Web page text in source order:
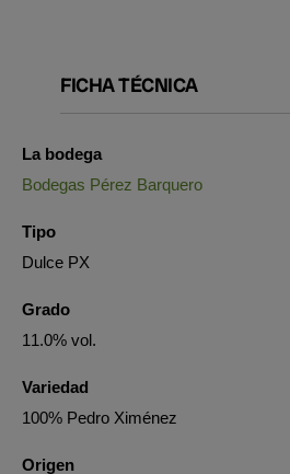
FICHA TÉCNICA
La bodega
Bodegas Pérez Barquero
Tipo
Dulce PX
Grado
11.0% vol.
Variedad
100% Pedro Ximénez
Origen